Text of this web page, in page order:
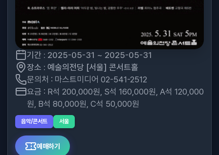
기간 : 2025-05-31 ~ 2025-05-31
장소 : 예술의전당 [서울] 콘서트홀
문의처 : 마스트미디어 02-541-2512
요금 : R석 200,000원, S석 160,000원, A석 120,000
원, B석 80,000원, C석 50,000원
음악/콘서트 서울
예매하기